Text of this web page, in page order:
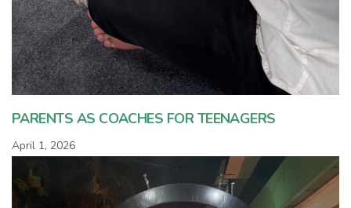
PARENTS AS COACHES FOR TEENAGERS
April 1, 2026